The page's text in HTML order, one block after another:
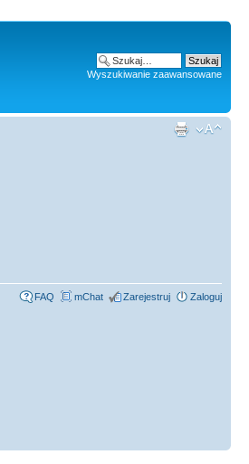
Wyszukiwanie zaawansowane
FAQ mChat Zarejestruj Zaloguj